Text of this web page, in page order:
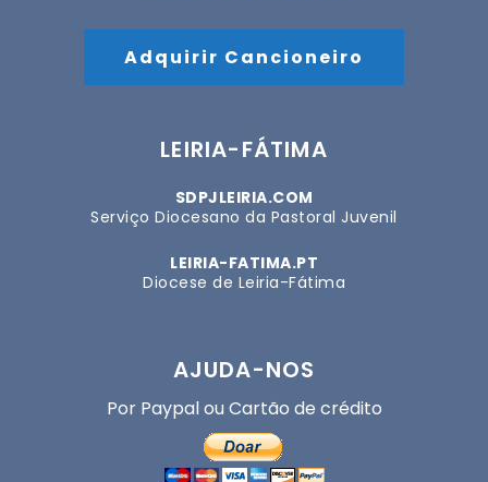
Adquirir Cancioneiro
LEIRIA-FÁTIMA
SDPJLEIRIA.COM
Serviço Diocesano da Pastoral Juvenil
LEIRIA-FATIMA.PT
Diocese de Leiria-Fátima
AJUDA-NOS
Por Paypal ou Cartão de crédito